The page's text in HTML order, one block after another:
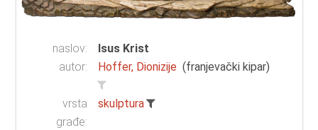
naslov:
Isus Krist
autor:
Hoffer, Dionizije (franjevački kipar)
vrsta
građe:
skulptura